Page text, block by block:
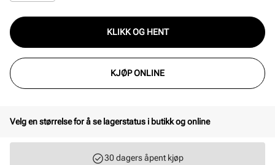
KLIKK OG HENT
KJØP ONLINE
Velg en størrelse for å se lagerstatus i butikk og online
30 dagers åpent kjøp